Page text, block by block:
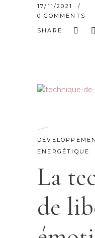
17/11/2021
0 COMMENTS
SHARE:
ENERGÉTIQUE
La
de